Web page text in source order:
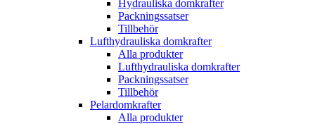
Hydrauliska domkrafter
Packningssatser
Tillbehör
Lufthydrauliska domkrafter
Alla produkter
Lufthydrauliska domkrafter
Packningssatser
Tillbehör
Pelardomkrafter
Alla produkter